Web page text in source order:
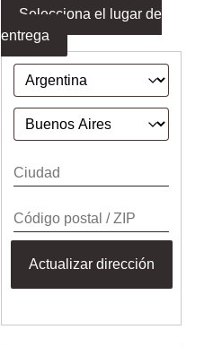
Selecciona el lugar de
entrega
Actualizar dirección